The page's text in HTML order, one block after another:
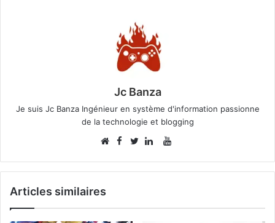
Jc Banza
Je suis Jc Banza Ingénieur en système d'information passionne
de la technologie et blogging
FacebookYouTube
Articles similaires